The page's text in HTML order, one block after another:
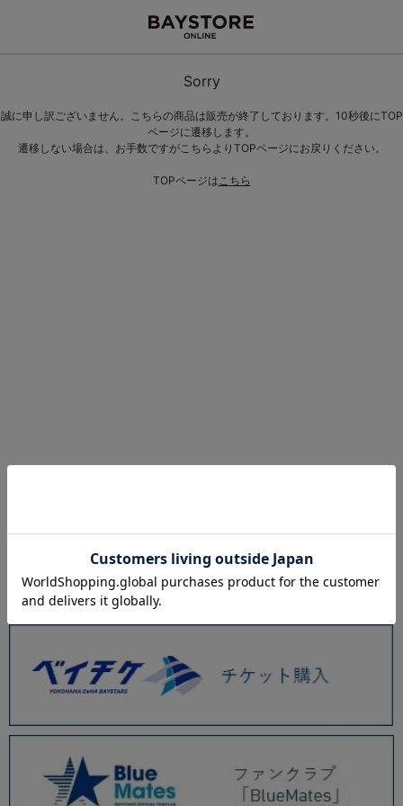
Sorry
誠に申し訳ございません。こちらの商品は販売が終了しております。10秒後にTOP
ページに遷移します。
遷移しない場合は、お手数ですがこちらよりTOPページにお戻りください。
TOPページはこちら